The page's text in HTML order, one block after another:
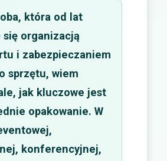
która od lat
się organizacją
i zabezpieczaniem
sprzętu, wiem
jak kluczowe jest
opakowanie. W
konferencyjnej,